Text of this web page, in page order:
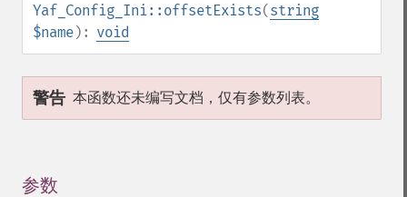
Yaf_Config_Ini::offsetExists(string
$name): void
警告 本函数还未编写文档，仅有参数列表。
参数